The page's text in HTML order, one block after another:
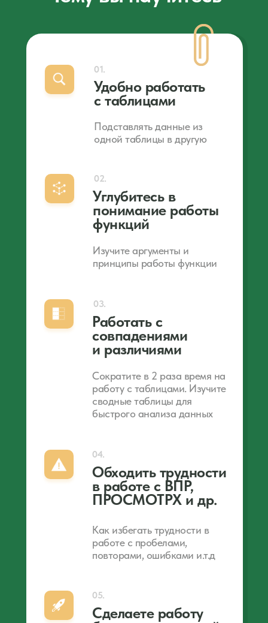
Подставлять данные из
одной таблицы в другую
01.
Удобно работать
с таблицами
Изучите аргументы и
принципы работы функции
02.
Углубитесь в
понимание работы
функций
03.
Работать с
совпадениями
и различиями
Как избегать трудности в
работе с пробелами,
повторами, ошибками и.т.д
04.
Обходить трудности
в работе с ВПР,
ПРОСМОТРХ и др.
05.
Сделаете работу
Сократите в 2 раза время на
работу с таблицами. Изучите
сводные таблицы для
быстрого анализа данных